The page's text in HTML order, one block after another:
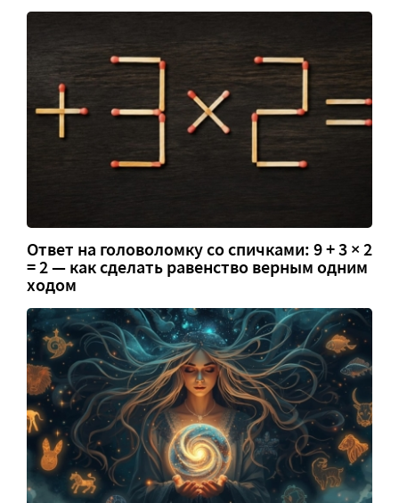
Ответ на головоломку со спичками: 9 + 3 × 2
= 2 — как сделать равенство верным одним
ходом